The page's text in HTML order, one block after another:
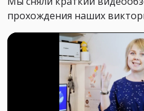
прохождения наших